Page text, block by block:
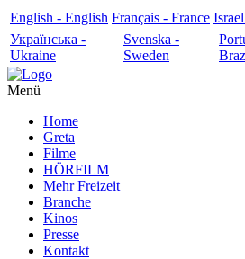
English - English Français - France
Українська -
Ukraine
Svenska -
Sweden
Menü
Home
Greta
Filme
HÖRFILM
Mehr Freizeit
Branche
Kinos
Presse
Kontakt